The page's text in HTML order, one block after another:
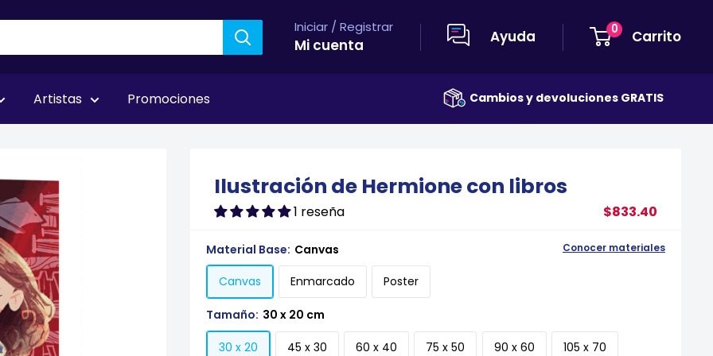
Iniciar / Registrar
Mi cuenta Ayuda 0 Carrito
Artistas Promociones Cambios y devoluciones GRATIS
Ilustración de Hermione con libros
1 reseña $833.40
Material Base: Canvas Conocer materiales
Canvas Enmarcado Poster
Tamaño: 30 x 20 cm
30 x 20 45 x 30 60 x 40 75 x 50 90 x 60 105 x 70